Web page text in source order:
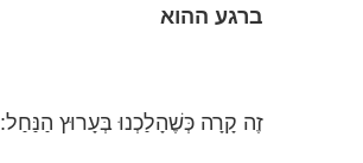
ברגע ההוא
זֶה קָרָה כְּשֶׁהָלַכְנוּ בְּעָרוּץ הַנַּחַל: